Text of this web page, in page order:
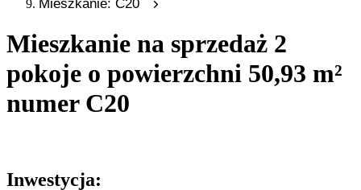
Mieszkanie: C20
Mieszkanie na sprzedaż 2
pokoje o powierzchni 50,93 m²
numer C20
Inwestycja: